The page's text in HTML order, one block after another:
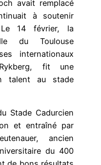
avait remplacé
à soutenir
Le 14 février, la
du Toulouse
internationaux
fit une
talent au stade
Stade Cadurcien
et entraîné par
ancien
du 400